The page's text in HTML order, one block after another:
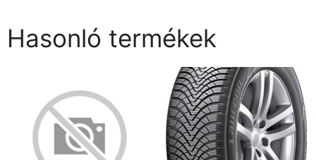
Hasonló termékek